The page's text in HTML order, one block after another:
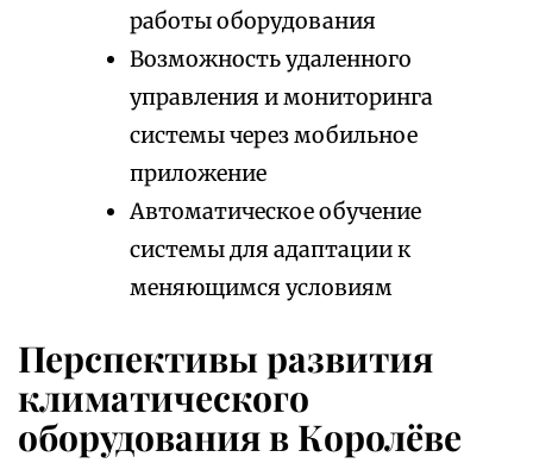
работы оборудования
Возможность удаленного
управления и мониторинга
системы через мобильное
приложение
Автоматическое обучение
системы для адаптации к
меняющимся условиям
Перспективы развития
климатического
оборудования в Королёве